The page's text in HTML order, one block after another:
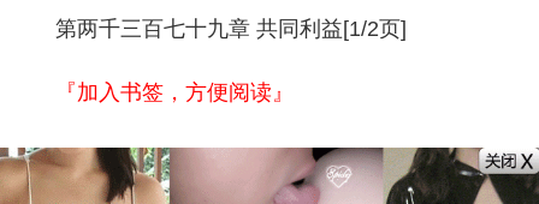
第两千三百七十九章 共同利益[1/2页]
『加入书签，方便阅读』